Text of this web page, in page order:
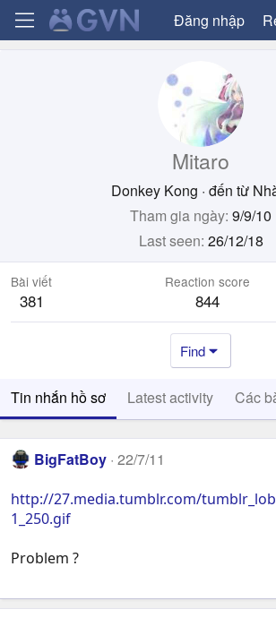
Đăng nhập
Mitaro
Donkey Kong · đến từ
Tham gia ngày 9/9/10
Last seen 26/12/18
Bài viết
381
Reaction score
844
Find
Tin nhắn hồ sơ Latest activity Các
BigFatBoy 22/7/11
http://27.media.tumblr.com/
1_250.gif
Problem ?